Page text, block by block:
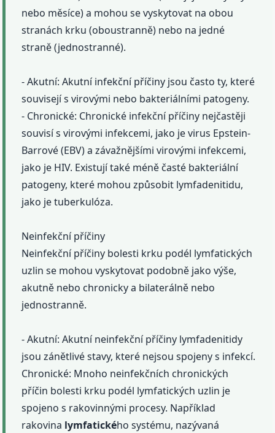
nebo měsíce) a mohou se vyskytovat na obou
stranách krku (oboustranně) nebo na jedné
straně (jednostranné).
- Akutní: Akutní infekční příčiny jsou často ty, které
souvisejí s virovými nebo bakteriálními patogeny.
- Chronické: Chronické infekční příčiny nejčastěji
souvisí s virovými infekcemi, jako je virus Epstein-
Barrové (EBV) a závažnějšími virovými infekcemi,
jako je HIV. Existují také méně časté bakteriální
patogeny, které mohou způsobit lymfadenitidu,
jako je tuberkulóza.
Neinfekční příčiny
Neinfekční příčiny bolesti krku podél lymfatických
uzlin se mohou vyskytovat podobně jako výše,
akutně nebo chronicky a bilaterálně nebo
jednostranně.
- Akutní: Akutní neinfekční příčiny lymfadenitidy
jsou zánětlivé stavy, které nejsou spojeny s infekcí.
Chronické: Mnoho neinfekčních chronických
příčin bolesti krku podél lymfatických uzlin je
spojeno s rakovinnými procesy. Například
rakovina lymfatického systému, nazývaná